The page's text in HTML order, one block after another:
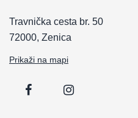
Travnička cesta br. 50
72000, Zenica
Prikaži na mapi